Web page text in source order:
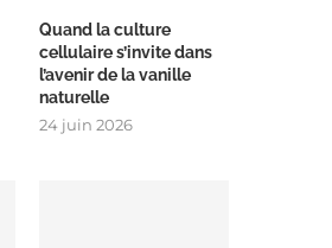
Quand la culture
cellulaire s’invite dans
l’avenir de la vanille
naturelle
24 juin 2026